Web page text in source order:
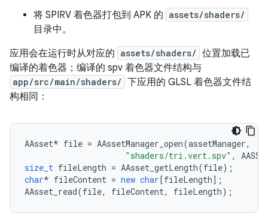
将 SPIRV 着色器打包到 APK 的 assets/shaders/
目录中。
应用会在运行时从对应的 assets/shaders/ 位置加载已
编译的着色器；编译的 spv 着色器文件结构与
app/src/main/shaders/ 下应用的 GLSL 着色器文件结
构相同：
AAsset* file = AAssetManager_open(assetManager,
"shaders/tri.vert.spv" ,
size_t fileLength = AAsset_getLength(file);
char* fileContent = new char[fileLength];
AAsset_read(file, fileContent, fileLength);